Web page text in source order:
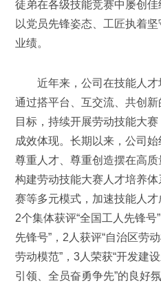
徒弟在各级技能竞赛中屡创
以党员先锋姿态、工匠执着
业绩。
近年来，公司在技能人
通过搭平台、互交流、共创
目标，持续开展劳动技能大
成效体现。长期以来，公司始
尊重人才、尊重创造摆在高质
构建劳动技能大赛人才培养
赛等多元模式，加速技能人
2个集体获评“全国工人先锋号
先锋号”，2人获评“自治区劳
劳动模范”，3人荣获“开发建
引领、全员奋勇争先”的良好氛